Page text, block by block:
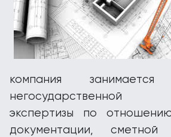
компания занимается
негосударственной
экспертизы по
документации, сметной